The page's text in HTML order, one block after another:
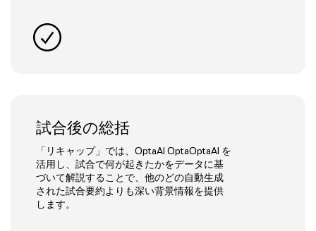
試合後の総括
「リキャップ」では、OptaAI OptaOptaAI を
活用し、試合で何が起きたかをデータに基
づいて解説することで、他のどの自動生成
された試合要約よりも深い背景情報を提供
します。